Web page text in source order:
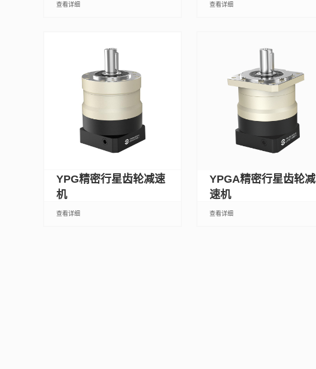
查看详细 查看详细
YPG精密行星齿轮减速
机
查看详细
YPGA精密行星齿轮减
速机
查看详细